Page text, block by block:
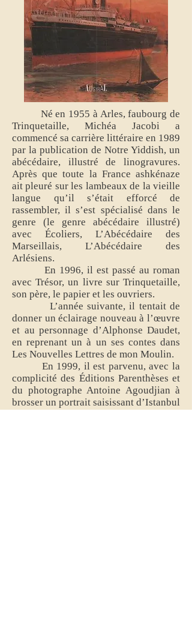
Né en 1955 à Arles, faubourg de
Trinquetaille, Michéa Jacobi a
commencé sa carrière littéraire en 1989
par la publication de Notre Yiddish, un
abécédaire, illustré de linogravures.
Après que toute la France ashkénaze
ait pleuré sur les lambeaux de la vieille
langue qu’il s’était efforcé de
rassembler, il s’est spécialisé dans le
genre (le genre abécédaire illustré)
avec Écoliers, L’Abécédaire des
Marseillais, L’Abécédaire des
Arlésiens.
En 1996, il est passé au roman
avec Trésor, un livre sur Trinquetaille,
son père, le papier et les ouvriers.
L’année suivante, il tentait de
donner un éclairage nouveau à l’œuvre
et au personnage d’Alphonse Daudet,
en reprenant un à un ses contes dans
Les Nouvelles Lettres de mon Moulin.
En 1999, il est parvenu, avec la
complicité des Éditions Parenthèses et
du photographe Antoine Agoudjian à
brosser un portrait saisissant d’Istanbul